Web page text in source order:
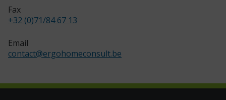
Fax
+32 (0)71/84 67 13
Email
contact@ergohomeconsult.be